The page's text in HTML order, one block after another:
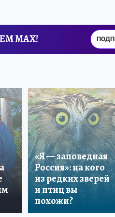
MAX!
«Я — заповедная
Россия»: на кого
из редких зверей
и птиц вы
похожи?